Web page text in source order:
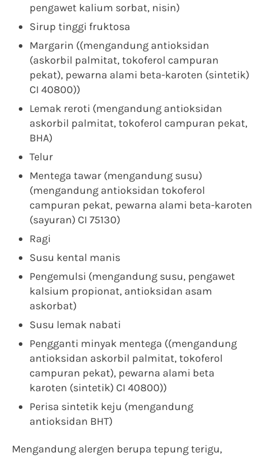
pengawet kalium sorbat, nisin)
Sirup tinggi fruktosa
Margarin ((mengandung antioksidan
(askorbil palmitat, tokoferol campuran
pekat), pewarna alami beta-karoten (sintetik)
CI 40800))
Lemak reroti (mengandung antioksidan
askorbil palmitat, tokoferol campuran pekat,
BHA)
Telur
Mentega tawar (mengandung susu)
(mengandung antioksidan tokoferol
campuran pekat, pewarna alami beta-karoten
(sayuran) CI 75130)
Ragi
Susu kental manis
Pengemulsi (mengandung susu, pengawet
kalsium propionat, antioksidan asam
askorbat)
Susu lemak nabati
Pengganti minyak mentega ((mengandung
antioksidan askorbil palmitat, tokoferol
campuran pekat), pewarna alami beta
karoten (sintetik) CI 40800))
Perisa sintetik keju (mengandung
antioksidan BHT)
Mengandung alergen berupa tepung terigu,